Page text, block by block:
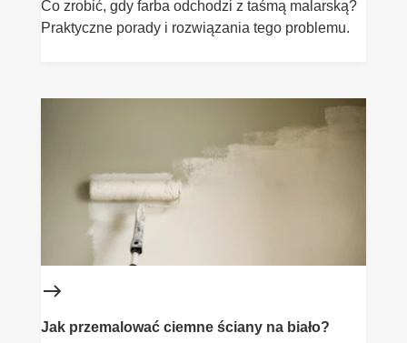
Co zrobić, gdy farba odchodzi z taśmą malarską?
Praktyczne porady i rozwiązania tego problemu.
Jak przemalować ciemne ściany na biało?